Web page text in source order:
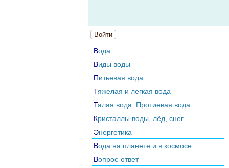
Войти
Вода
Виды воды
Питьевая вода
Тяжелая и легкая вода
Талая вода. Протиевая вода
Кристаллы воды, лёд, снег
Энергетика
Вода на планете и в космосе
Вопрос-ответ